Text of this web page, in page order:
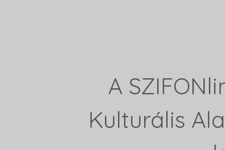
A
Kulturális